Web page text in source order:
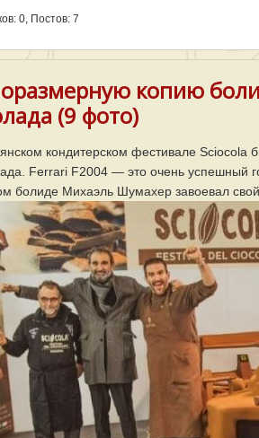
0, Постов: 7
копию
(9 фото)
кондитерском фестивале
Ferrari F2004 — это очень успешный
болиде Михаэль Шумахер завоевал